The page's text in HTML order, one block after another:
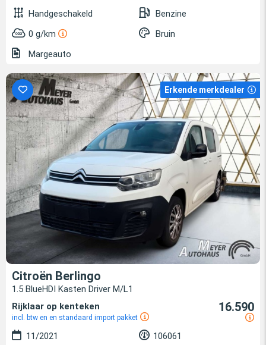
Handgeschakeld
Benzine
0 g/km
Bruin
Margeauto
Erkende merkdealer
Citroën Berlingo
1.5 BlueHDI Kasten Driver M/L1
Rijklaar op kenteken
incl. btw en en standaard import pakket
16.590
11/2021
106061